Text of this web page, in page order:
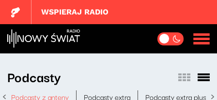
WSPIERAJ RADIO
Podcasty
Podcasty z anteny Podcasty extra Podcasty extra plus